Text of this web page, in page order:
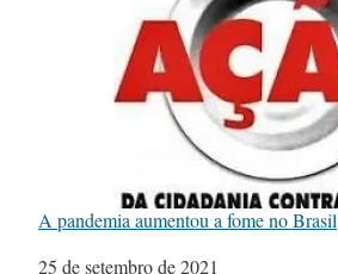
A pandemia aumentou a fome no Brasil
Data
25 de setembro de 2021